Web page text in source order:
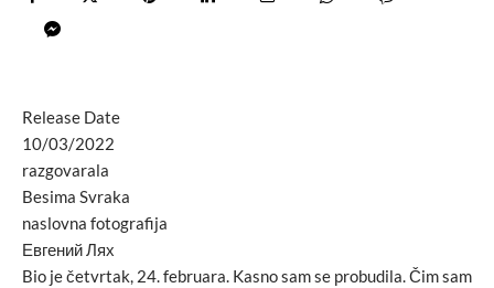
Release Date
10/03/2022
razgovarala
Besima Svraka
naslovna fotografija
Евгений Лях
Bio je četvrtak, 24. februara. Kasno sam se probudila. Čim sam